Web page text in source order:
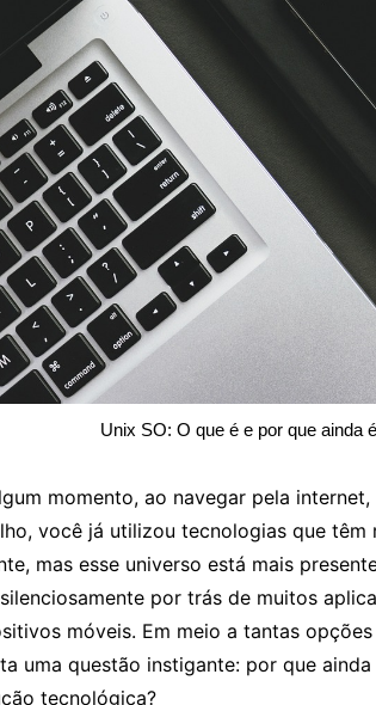
Unix SO: O que é e por que ainda
momento, ao navegar pela
você já utilizou tecnologias que têm
mas esse universo está mais
por trás de muitos
móveis. Em meio a tantas
uma questão instigante: por que
tecnológica?